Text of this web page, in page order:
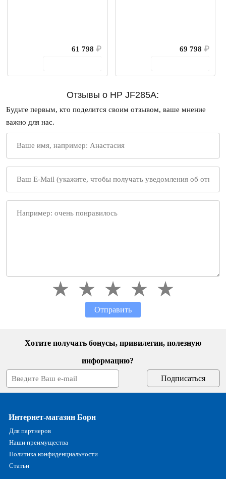
61 798 ₽
69 798 ₽
Отзывы о HP JF285A:
Будьте первым, кто поделится своим отзывом, ваше мнение
важно для нас.
Отправить
Хотите получать бонусы, привилегии, полезную
информацию?
Интернет-магазин Борн
Для партнеров
Наши преимущества
Политика конфиденциальности
Статьи